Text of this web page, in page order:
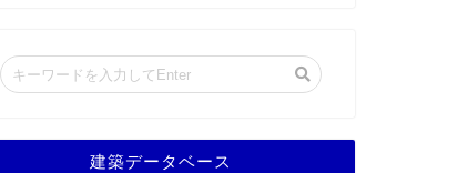
建築データベース